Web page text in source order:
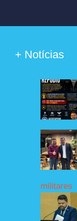
+ Notícias
militares